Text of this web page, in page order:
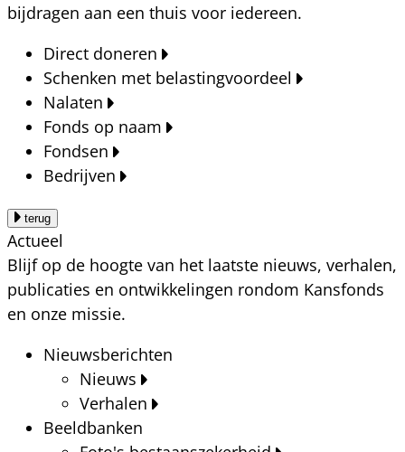
bijdragen aan een thuis voor iedereen.
Direct doneren
Schenken met belastingvoordeel
Nalaten
Fonds op naam
Fondsen
Bedrijven
terug
Actueel
Blijf op de hoogte van het laatste nieuws, verhalen,
publicaties en ontwikkelingen rondom Kansfonds
en onze missie.
Nieuwsberichten
Nieuws
Verhalen
Beeldbanken